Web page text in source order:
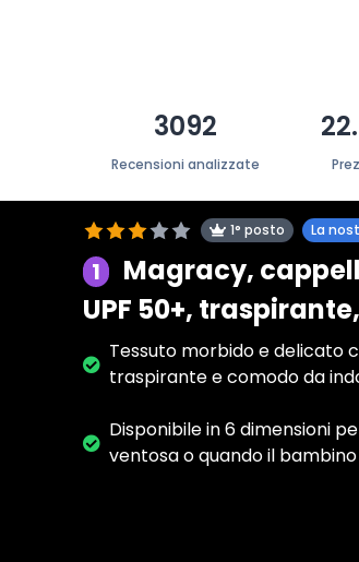
3092
Recensioni analizzate
1° posto La
1
Magracy,
UPF 50+,
Tessuto morbido e delicato
traspirante e comodo da
Disponibile in 6 dimensioni
ventosa o quando il